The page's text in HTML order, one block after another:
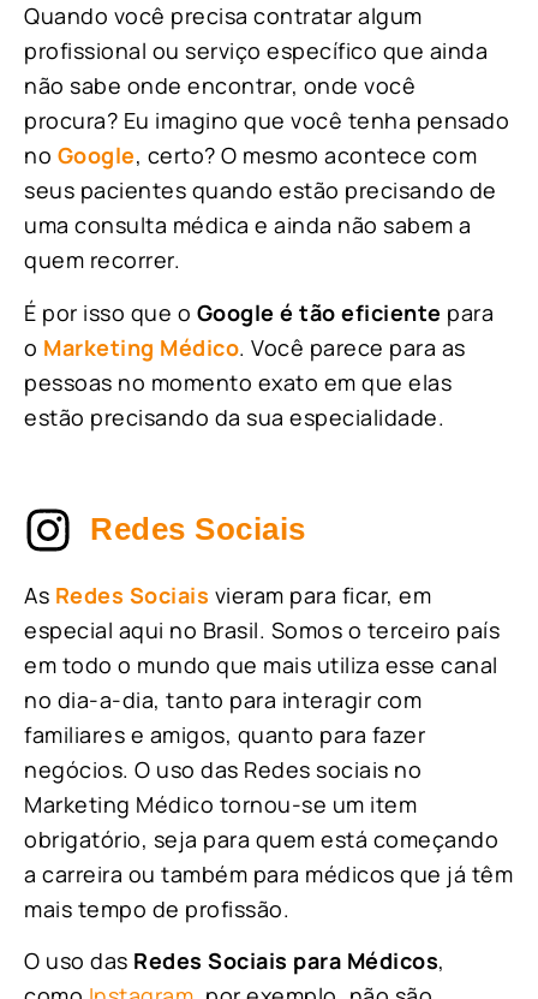
Quando você precisa contratar algum
profissional ou serviço específico que ainda
não sabe onde encontrar, onde você
procura? Eu imagino que você tenha pensado
no Google, certo? O mesmo acontece com
seus pacientes quando estão precisando de
uma consulta médica e ainda não sabem a
quem recorrer.
É por isso que o Google é tão eficiente para
o Marketing Médico. Você parece para as
pessoas no momento exato em que elas
estão precisando da sua especialidade.
Redes Sociais
As Redes Sociais vieram para ficar, em
especial aqui no Brasil. Somos o terceiro país
em todo o mundo que mais utiliza esse canal
no dia-a-dia, tanto para interagir com
familiares e amigos, quanto para fazer
negócios. O uso das Redes sociais no
Marketing Médico tornou-se um item
obrigatório, seja para quem está começando
a carreira ou também para médicos que já têm
mais tempo de profissão.
O uso das Redes Sociais para Médicos,